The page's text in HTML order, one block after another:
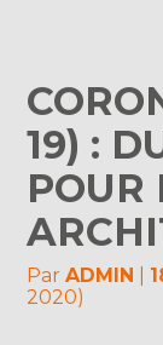
19) :
POUR
ParADMIN
2020)